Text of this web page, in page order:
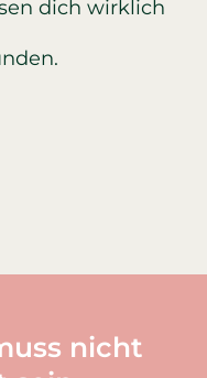
dich wirklich
nicht